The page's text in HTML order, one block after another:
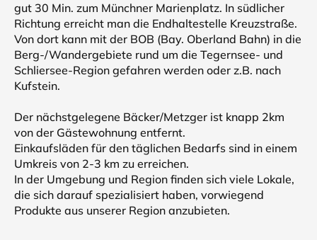
gut 30 Min. zum Münchner Marienplatz. In südlicher
Richtung erreicht man die Endhaltestelle Kreuzstraße.
Von dort kann mit der BOB (Bay. Oberland Bahn) in die
Berg-/Wandergebiete rund um die Tegernsee- und
Schliersee-Region gefahren werden oder z.B. nach
Kufstein.
Der nächstgelegene Bäcker/Metzger ist knapp 2km
von der Gästewohnung entfernt.
Einkaufsläden für den täglichen Bedarfs sind in einem
Umkreis von 2-3 km zu erreichen.
In der Umgebung und Region finden sich viele Lokale,
die sich darauf spezialisiert haben, vorwiegend
Produkte aus unserer Region anzubieten.